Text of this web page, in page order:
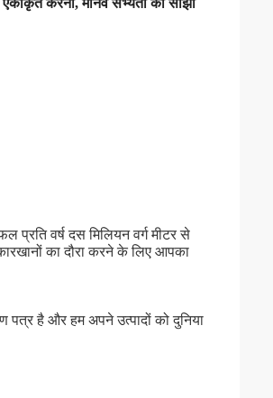
करना, मानव सभ्यता को साझा
प्रति वर्ष दस मिलियन वर्ग मीटर से
का दौरा करने के लिए आपका
है और हम अपने उत्पादों को दुनिया